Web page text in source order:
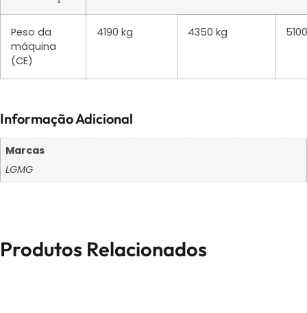
Peso da
máquina
(CE)
4190 kg 4350 kg
Informação Adicional
Marcas
LGMG
Produtos Relacionados